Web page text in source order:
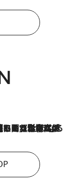
影響はいつまで続く？《エネルギー専門家に聞く“どうなる日本の暮らし”》